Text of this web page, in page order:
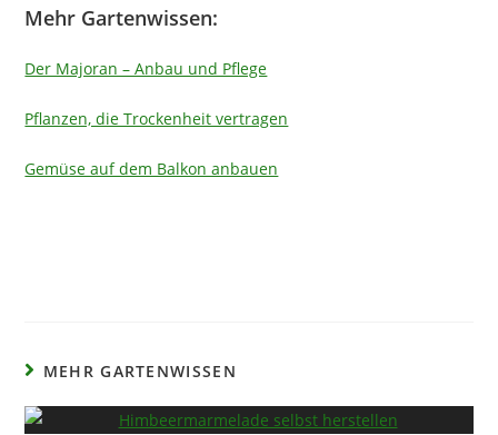
Mehr Gartenwissen:
Der Majoran – Anbau und Pflege
Pflanzen, die Trockenheit vertragen
Gemüse auf dem Balkon anbauen
MEHR GARTENWISSEN